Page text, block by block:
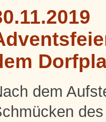
dem
des